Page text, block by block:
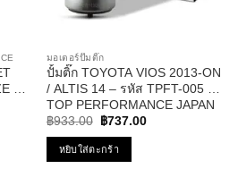
/
มอเตอร์ปั๊มติ๊ก
ปั้มติ๊ก TOYOTA VIOS 2013-ON
/ ALTIS 14 – รหัส TPFT-005 –
TOP PERFORMANCE JAPAN
฿933.00
Original
was:
฿933.00.
฿737.00Current
หยิบใส่ตะกร้า